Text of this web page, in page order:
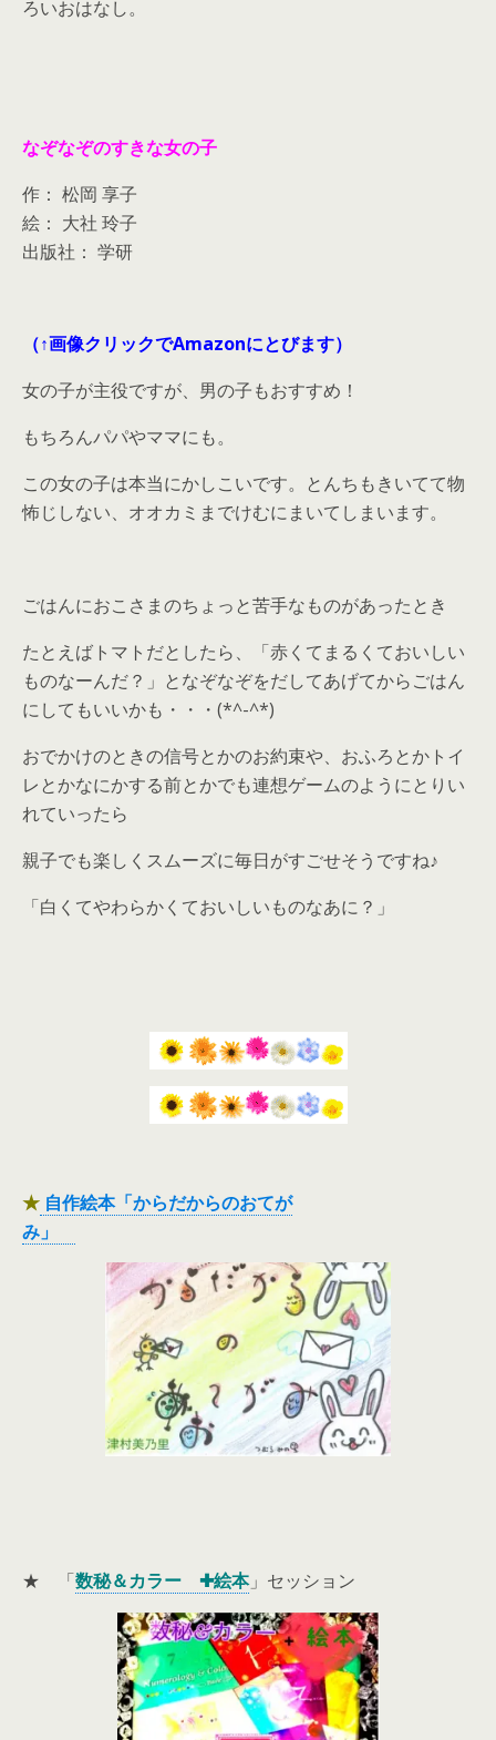
ろいおはなし。
なぞなぞのすきな女の子
作： 松岡 享子
絵： 大社 玲子
出版社： 学研
（↑画像クリックでAmazonにとびます）
女の子が主役ですが、男の子もおすすめ！
もちろんパパやママにも。
この女の子は本当にかしこいです。とんちもきいてて物
怖じしない、オオカミまでけむにまいてしまいます。
ごはんにおこさまのちょっと苦手なものがあったとき
たとえばトマトだとしたら、「赤くてまるくておいしい
ものなーんだ？」となぞなぞをだしてあげてからごはん
にしてもいいかも・・・(*^-^*)
おでかけのときの信号とかのお約束や、おふろとかトイ
レとかなにかする前とかでも連想ゲームのようにとりい
れていったら
親子でも楽しくスムーズに毎日がすごせそうですね♪
「白くてやわらかくておいしいものなあに？」
★ 自作絵本「からだからのおてが
み」
★ 「数秘＆カラー ✚絵本」セッション